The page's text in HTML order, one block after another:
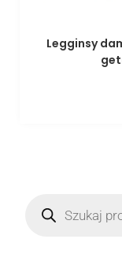
Legginsy